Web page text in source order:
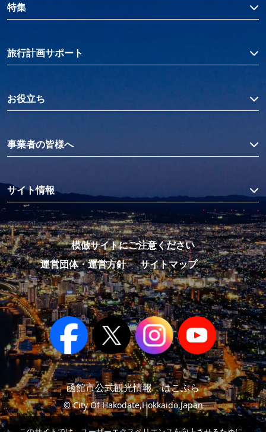
特集
旅行計画サポート
お役立ち
事業者の皆様へ
サイト情報
模倣サイトにご注意ください
運営団体・運営方針
サイトマップ
函館市公式観光情報 はこぶら
© City Of Hakodate,Hokkaido,Japan